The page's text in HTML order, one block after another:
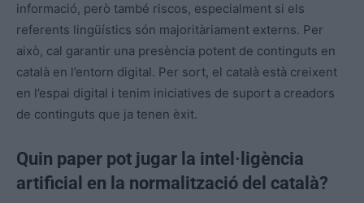
informació, però també riscos, especialment si els
referents lingüístics són majoritàriament externs. Per
això, cal garantir una presència potent de continguts en
català en l’entorn digital. Per sort, el català està creixent
en l’espai digital i tenim iniciatives de suport a creadors
de continguts que ja tenen èxit.
Quin paper pot jugar la intel·ligència
artificial en la normalització del català?